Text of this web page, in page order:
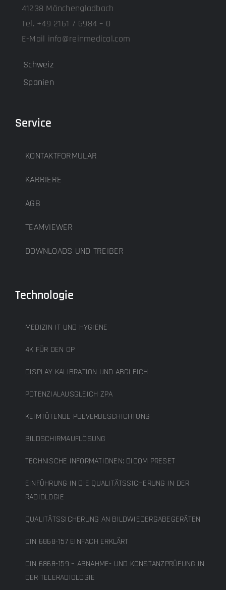
41238 Mönchengladbach
Tel. +49 2161 / 6984 – 0
E-Mail info@reinmedical.com
Schweiz
Spanien
Service
KONTAKTFORMULAR
KARRIERE
AGB
TEAMVIEWER
DOWNLOADS UND TREIBER
Technologie
MEDIZIN IT UND HYGIENE
4K FÜR DEN OP
DISPLAY KALIBRATION UND ABGLEICH
POTENZIALAUSGLEICH ZPA
KEIMTÖTENDE PULVERBESCHICHTUNG
BILDSCHIRMAUFLÖSUNG
TECHNISCHE INFORMATIONEN: DICOM PRESET
EINFÜHRUNG IN DIE QUALITÄTSSICHERUNG IN DER
RADIOLOGIE
QUALITÄTSSICHERUNG AN BILDWIEDERGABEGERÄTEN
DIN 6868-157 EINFACH ERKLÄRT
DIN 6868-159 – ABNAHME- UND KONSTANZPRÜFUNG IN
DER TELERADIOLOGIE